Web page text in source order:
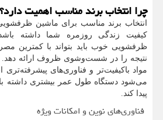
چرا انتخاب برند مناسب اهمیت دارد؟
انتخاب برند مناسب برای ماشین ظرفشویی
کیفیت زندگی روزمره شما داشته
ظرفشویی خوب باید بتواند با کمترین
نتیجه را در شست‌وشوی ظروف ارائه دهد.
مواد باکیفیت‌تر و فناوری‌های پیشرفته‌تری
می‌شود دستگاه طول عمر بیشتری داشته
پیدا کند.
فناوری‌های نوین و امکانات ویژه